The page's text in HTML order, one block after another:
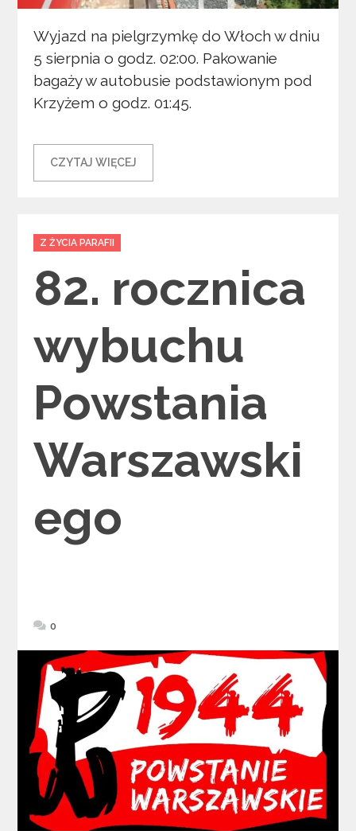
Wyjazd na pielgrzymkę do Włoch w dniu
5 sierpnia o godz. 02:00. Pakowanie
bagaży w autobusie podstawionym pod
Krzyżem o godz. 01:45.
CZYTAJ WIĘCEJ
Categories
Z ŻYCIA PARAFII
82. rocznica
wybuchu
Powstania
Warszawski
ego
0